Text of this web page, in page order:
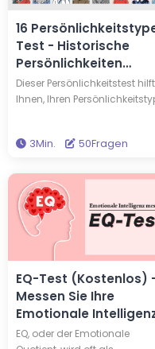
16
Test - Historische
Persönlichkeiten
Ausgabe
Dieser Persönlichkeitstest hilft
Ihnen, Ihren
berühmten Menschen Sie den
könnten denselben
Persönlichkeitstyp haben wie
Edison und Einstein! Machen
Sie diesen Test, um neue
Erkenntnisse über sich selbst
und Ihre Persönlichkeit zu
gewinnen.
3Min. 50Fragen
EQ-Test (Kostenlos)
Messen Sie Ihre
Emotionale
EQ, oder der Emotionale